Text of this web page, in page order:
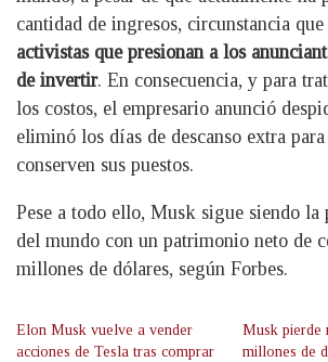
cantidad de ingresos, circunstancia que
activistas que presionan a los
de invertir. En consecuencia, y para
los costos, el empresario anunció
eliminó los días de descanso extra
conserven sus puestos.
Pese a todo ello, Musk sigue siendo la
del mundo con un patrimonio neto de
millones de dólares, según Forbes.
Elon Musk vuelve a vender
acciones de Tesla tras comprar
Musk pierde
millones de